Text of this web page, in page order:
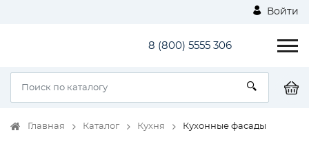
Войти
8 (800) 5555 306
Главная Каталог Кухня Кухонные фасады